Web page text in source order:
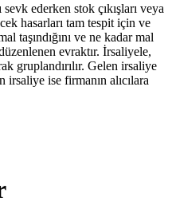
ederken stok çıkışları veya
hasarları tam tespit için ve
taşındığını ve ne kadar mal
düzenlenen evraktır. İrsaliyele,
gruplandırılır. Gelen irsaliye
irsaliye ise firmanın alıcılara